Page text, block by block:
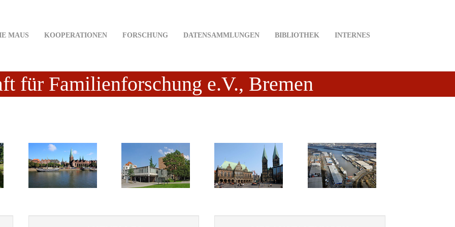
MAUS KOOPERATIONEN FORSCHUNG DATENSAMMLUNGEN BIBLIOTHEK INTERNES
für Familienforschung e.V., Bremen